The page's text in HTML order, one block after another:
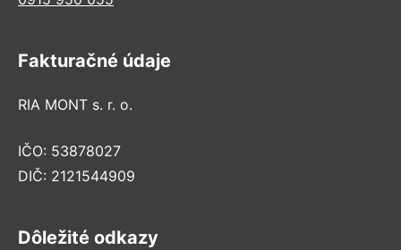
Fakturačné údaje
RIA MONT s. r. o.
IČO: 53878027
DIČ: 2121544909
Dôležité odkazy